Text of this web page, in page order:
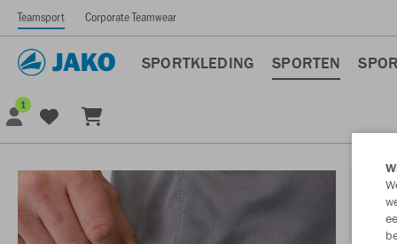
Teamsport Corporate Teamwear
SPORTKLEDING SPORTEN
1